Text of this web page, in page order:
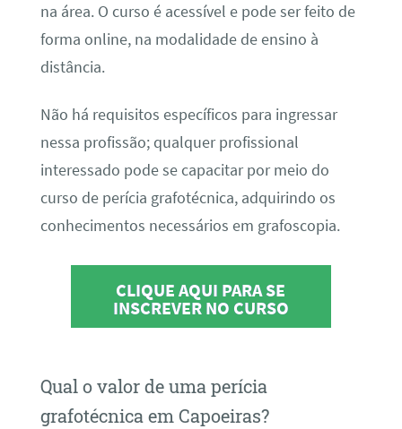
na área. O curso é acessível e pode ser feito de
forma online, na modalidade de ensino à
distância.
Não há requisitos específicos para ingressar
nessa profissão; qualquer profissional
interessado pode se capacitar por meio do
curso de perícia grafotécnica, adquirindo os
conhecimentos necessários em grafoscopia.
CLIQUE AQUI PARA SE
INSCREVER NO CURSO
Qual o valor de uma perícia
grafotécnica em Capoeiras?